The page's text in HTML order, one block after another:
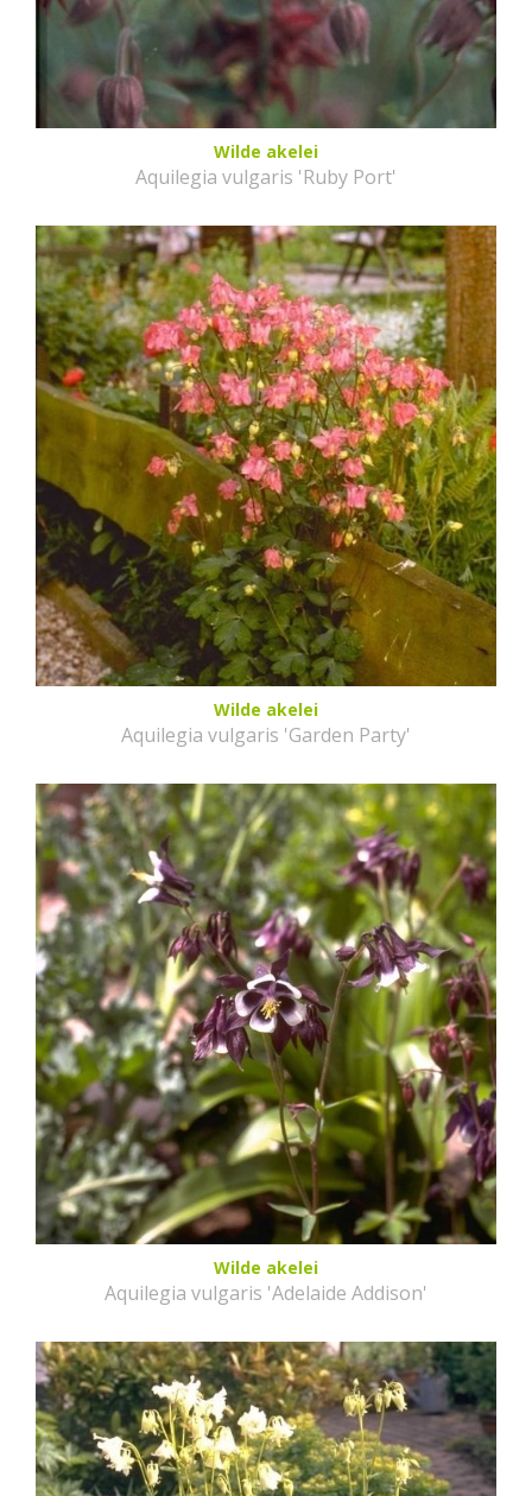
Wilde akelei
Aquilegia vulgaris 'Ruby Port'
Wilde akelei
Aquilegia vulgaris 'Garden Party'
Wilde akelei
Aquilegia vulgaris 'Adelaide Addison'